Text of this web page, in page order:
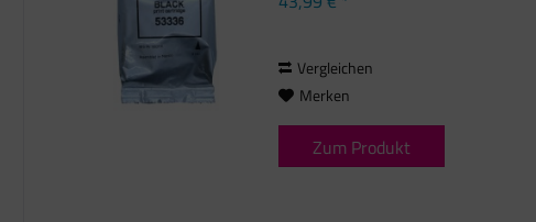
Primera Bravo Pro Xi, Primera Bravo
Vergleichen
Merken
Zum Produkt